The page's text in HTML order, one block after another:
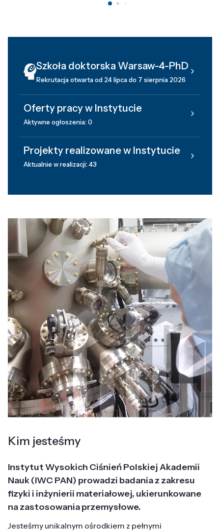
Szkoła doktorska Warsaw-4-PhD
Rekrutacja otwarta od 24 lipca do 7 sierpnia 2026
Oferty pracy w Instytucie
Aktywne ogłoszenia: 0
Projekty realizowane w Instytucie
Aktualnie w realizacji: 43
Kim jesteśmy
Instytut Wysokich Ciśnień Polskiej Akademii
Nauk (IWC PAN) prowadzi badania z zakresu
fizyki i inżynierii materiałowej, ukierunkowane
na zastosowania przemysłowe.
Jesteśmy unikalnym ośrodkiem z pełnymi